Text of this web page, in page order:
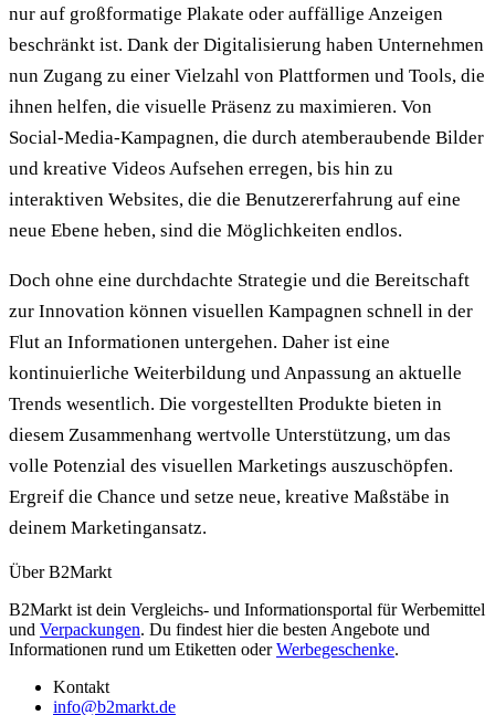
nur auf großformatige Plakate oder auffällige Anzeigen
beschränkt ist. Dank der Digitalisierung haben Unternehmen
nun Zugang zu einer Vielzahl von Plattformen und Tools, die
ihnen helfen, die visuelle Präsenz zu maximieren. Von
Social-Media-Kampagnen, die durch atemberaubende Bilder
und kreative Videos Aufsehen erregen, bis hin zu
interaktiven Websites, die die Benutzererfahrung auf eine
neue Ebene heben, sind die Möglichkeiten endlos.
Doch ohne eine durchdachte Strategie und die Bereitschaft
zur Innovation können visuellen Kampagnen schnell in der
Flut an Informationen untergehen. Daher ist eine
kontinuierliche Weiterbildung und Anpassung an aktuelle
Trends wesentlich. Die vorgestellten Produkte bieten in
diesem Zusammenhang wertvolle Unterstützung, um das
volle Potenzial des visuellen Marketings auszuschöpfen.
Ergreif die Chance und setze neue, kreative Maßstäbe in
deinem Marketingansatz.
Über B2Markt
B2Markt ist dein Vergleichs- und Informationsportal für Werbemittel
und Verpackungen. Du findest hier die besten Angebote und
Informationen rund um Etiketten oderWerbegeschenke.
Kontakt
info@b2markt.de